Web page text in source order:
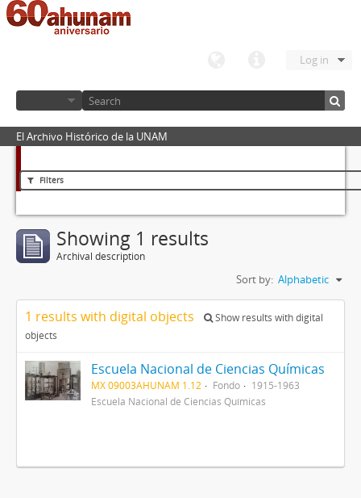
Log in
El Archivo Histórico de la UNAM
Filters
Showing 1 results
Archival description
Sort by: Alphabetic
1 results with digital objects
Show results with digital
objects
Escuela Nacional de Ciencias Químicas
MX 09003AHUNAM 1.12 Fondo
1915-1963
Escuela Nacional de Ciencias Químicas